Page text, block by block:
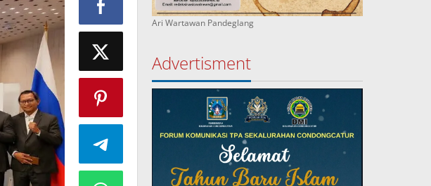
Ari Wartawan Pandeglang
Advertisment